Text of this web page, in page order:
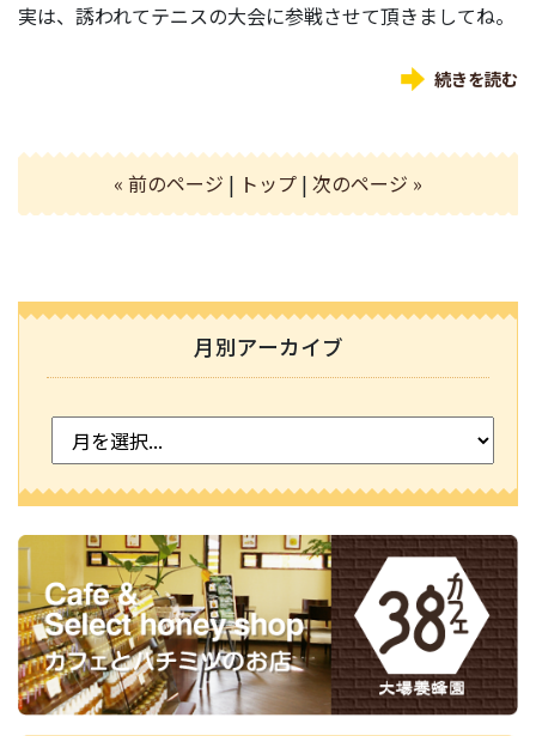
実は、誘われてテニスの大会に参戦させて頂きましてね。
続きを読む
« 前のページ | トップ | 次のページ »
月別アーカイブ